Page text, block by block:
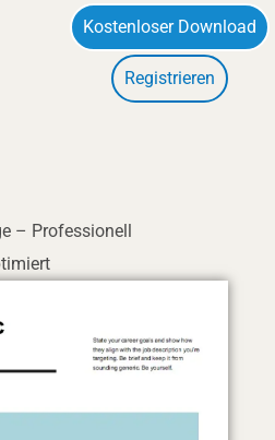
Kostenloser Download
Registrieren
– Professionell